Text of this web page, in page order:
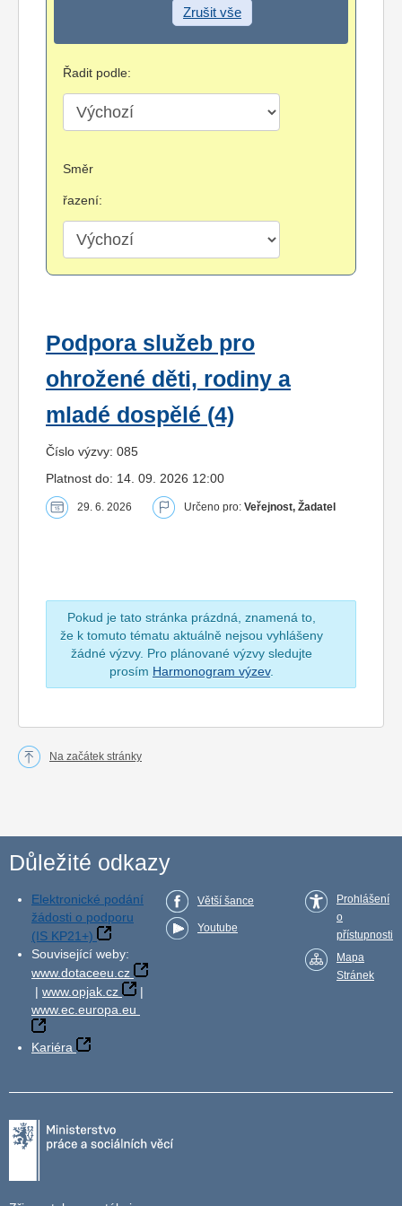
Zrušit vše
Řadit podle:
Směr
řazení:
Podpora služeb pro
ohrožené děti, rodiny a
mladé dospělé (4)
Číslo výzvy: 085
Platnost do: 14. 09. 2026 12:00
29. 6. 2026 Určeno pro: Veřejnost, Žadatel
Pokud je tato stránka prázdná, znamená to,
že k tomuto tématu aktuálně nejsou vyhlášeny
žádné výzvy. Pro plánované výzvy sledujte
prosím Harmonogram výzev.
Na začátek stránky
Důležité odkazy
Elektronické podání
žádosti o podporu
(IS KP21+)
Související weby:
www.dotaceeu.cz
| www.opjak.cz
|
www.ec.europa.eu
Kariéra
Větší šance
Youtube
Prohlášení
o
přístupnosti
Mapa
Stránek